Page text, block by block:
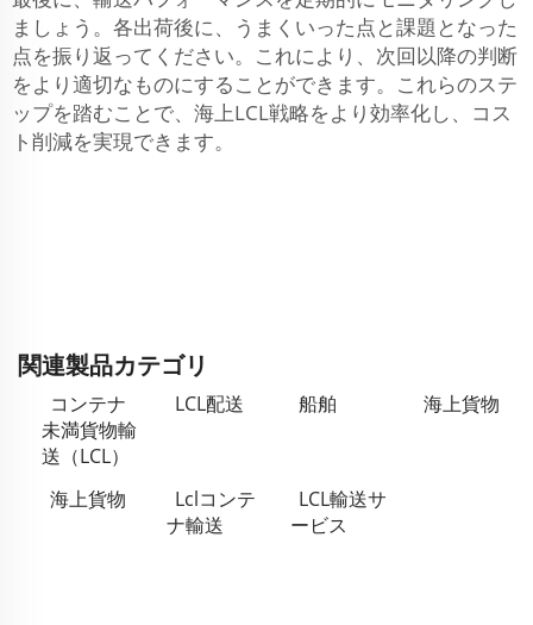
ましょう。各出荷後に、うまくいった点と課題となった
点を振り返ってください。これにより、次回以降の判断
をより適切なものにすることができます。これらのステ
ップを踏むことで、海上LCL戦略をより効率化し、コス
ト削減を実現できます。
関連製品カテゴリ
コンテナ
未満貨物輸
送（LCL）
LCL配送 船舶 海上貨物
海上貨物
Lclコンテ
ナ輸送
LCL輸送サ
ービス